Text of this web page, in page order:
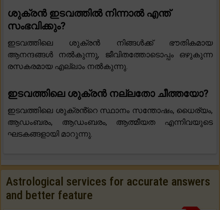
ശുക്രൻ ഇടവത്തിൽ നിന്നാൽ എന്ത്
സംഭവിക്കും?
ഇടവത്തിലെ ശുക്രൻ നിങ്ങൾക്ക് ഭൗതികമായ
ആനന്ദങ്ങൾ നൽകുന്നു, ജീവിതത്തോടൊപ്പം ഒഴുകുന്ന
രസകരമായ എല്ലാം നൽകുന്നു.
ഇടവത്തിലെ ശുക്രൻ നല്ലതോ ചീത്തയോ?
ഇടവത്തിലെ ശുക്രൻ്റെ സ്ഥാനം സന്തോഷം, ധൈര്യം,
ആഡംബരം, ആഡംബരം, ആത്മീയത എന്നിവയുടെ
ഘടകങ്ങളായി മാറുന്നു.
Astrological services for accurate answers
and better feature